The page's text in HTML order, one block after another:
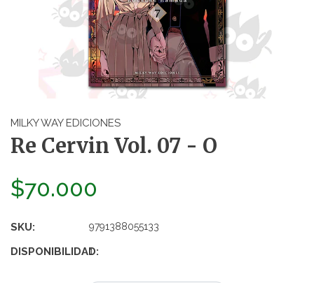
MILKY WAY EDICIONES
Re Cervin Vol. 07 - O
$70.000
SKU: 9791388055133
DISPONIBILIDAD:
1